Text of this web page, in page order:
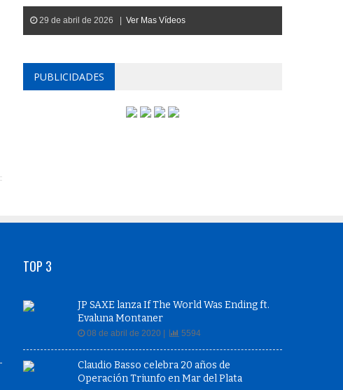
29 de abril de 2026 | Ver Mas Vídeos
PUBLICIDADES
TOP 3
JP SAXE lanza If The World Was Ending ft.
Evaluna Montaner
08 de abril de 2020 | 5594
Claudio Basso celebra 20 años de
Operación Triunfo en Mar del Plata